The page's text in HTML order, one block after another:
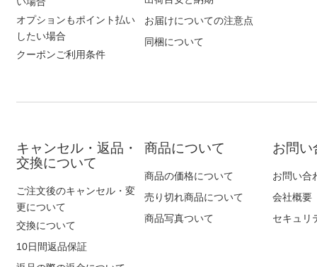
オプションもポイント払い
したい場合
クーポンご利用条件
お届けについての注意点
同梱について
キャンセル・返品・
交換について
ご注文後のキャンセル・変
更について
交換について
10日間返品保証
商品について
商品の価格について
売り切れ商品について
商品写真ついて
お問い
お問い合
会社概要
セキュリ